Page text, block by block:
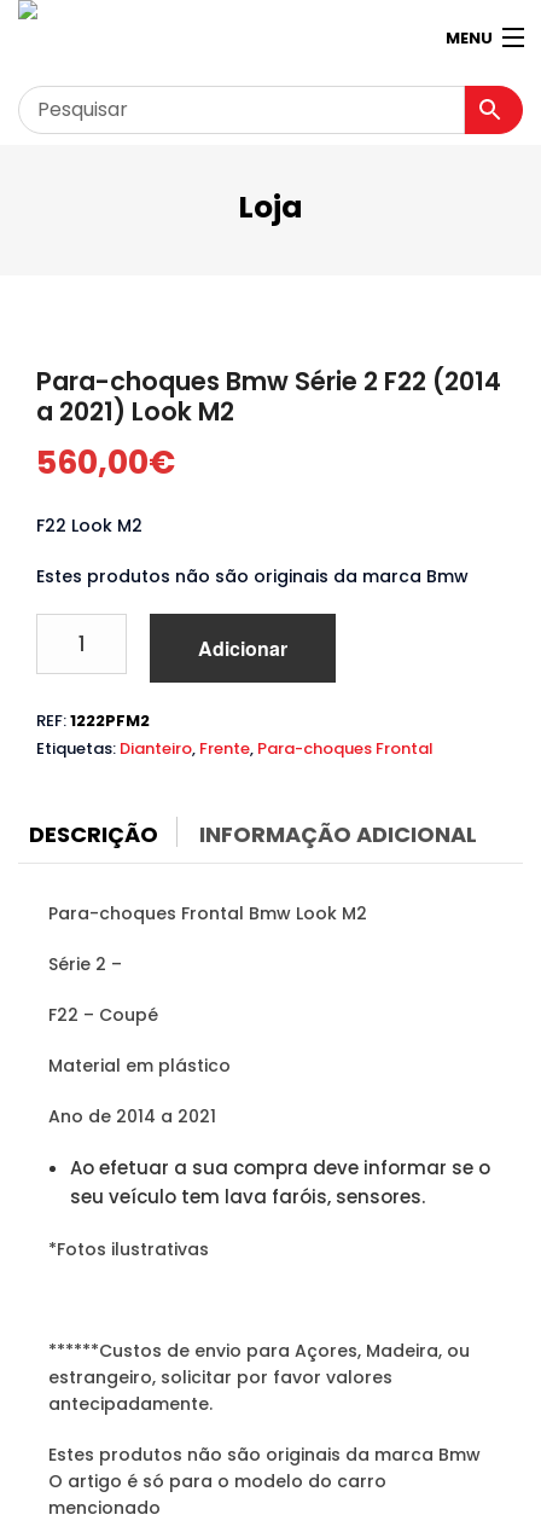
MENU
Garagem
Loja Virtual 360º
Loja
Para-choques Bmw Série 2 F22 (2014
a 2021) Look M2
560,00€
F22 Look M2
Estes produtos não são originais da marca Bmw
Para-
Bmw
Série
(2014
Look
Adicionar
REF:1222PFM2
Etiquetas: Dianteiro, Frente, Para-choques Frontal
DESCRIÇÃO INFORMAÇÃO ADICIONAL
Para-choques Frontal Bmw Look M2
Série 2 –
F22 – Coupé
Material em plástico
Ano de 2014 a 2021
Ao efetuar a sua compra deve informar se o
seu veículo tem lava faróis, sensores.
*Fotos ilustrativas
******Custos de envio para Açores, Madeira, ou
estrangeiro, solicitar por favor valores
antecipadamente.
Estes produtos não são originais da marca Bmw
O artigo é só para o modelo do carro
mencionado